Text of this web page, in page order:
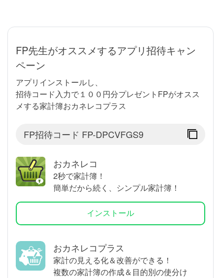
FP先生がオススメするアプリ招待キャン
ペーン
アプリインストールし、
招待コード入力で１００円分プレゼントFPがオスス
メする家計簿おカネレコプラス
FP招待コード FP-DPCVFGS9
おカネレコ
2秒で家計簿！
簡単だから続く、シンプル家計簿！
インストール
おカネレコプラス
家計の見える化＆改善ができる！
複数の家計簿の作成＆目的別の使分け